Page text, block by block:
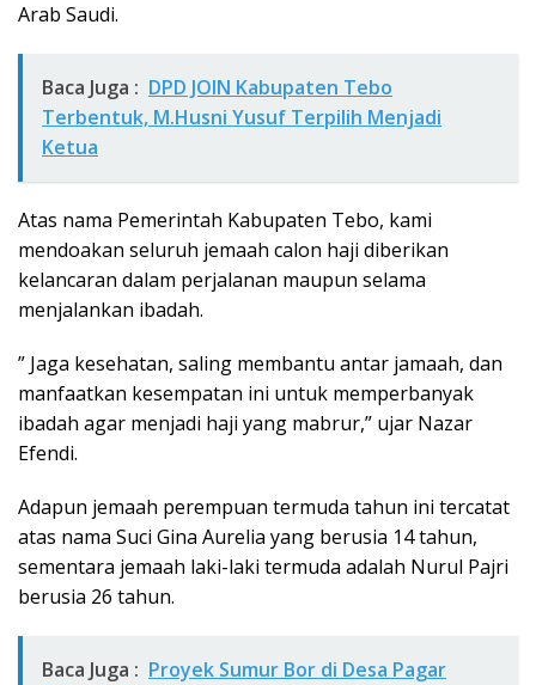
Arab Saudi.
Baca Juga : DPD JOIN Kabupaten Tebo
Terbentuk, M.Husni Yusuf Terpilih Menjadi
Ketua
Atas nama Pemerintah Kabupaten Tebo, kami
mendoakan seluruh jemaah calon haji diberikan
kelancaran dalam perjalanan maupun selama
menjalankan ibadah.
” Jaga kesehatan, saling membantu antar jamaah, dan
manfaatkan kesempatan ini untuk memperbanyak
ibadah agar menjadi haji yang mabrur,” ujar Nazar
Efendi.
Adapun jemaah perempuan termuda tahun ini tercatat
atas nama Suci Gina Aurelia yang berusia 14 tahun,
sementara jemaah laki-laki termuda adalah Nurul Pajri
berusia 26 tahun.
Baca Juga : Proyek Sumur Bor di Desa Pagar